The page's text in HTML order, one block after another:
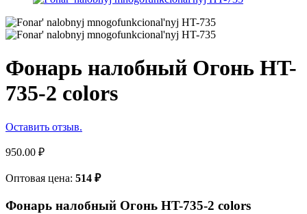
Фонарь налобный Огонь HT-
735-2 colors
Оставить отзыв.
950.00 ₽
Оптовая цена: 514 ₽
Фонарь налобный Огонь HT-735-2 colors